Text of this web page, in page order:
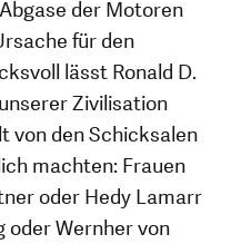
der Motoren
für den
lässt Ronald D.
Zivilisation
von den Schicksalen
machten: Frauen
oder Hedy Lamarr
oder Wernher von